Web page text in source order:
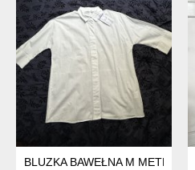
BLUZKA BAWEŁNA M METKA